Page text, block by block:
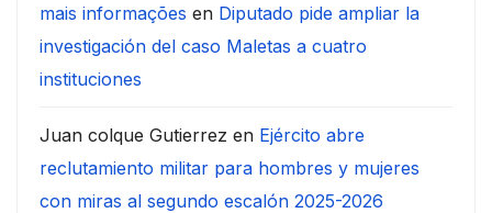
mais informações en Diputado pide ampliar la
investigación del caso Maletas a cuatro
instituciones
Juan colque Gutierrez en Ejército abre
reclutamiento militar para hombres y mujeres
con miras al segundo escalón 2025-2026